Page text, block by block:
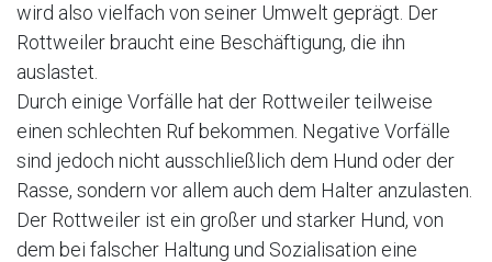
wird also vielfach von seiner Umwelt geprägt. Der
Rottweiler braucht eine Beschäftigung, die ihn
auslastet.
Durch einige Vorfälle hat der Rottweiler teilweise
einen schlechten Ruf bekommen. Negative Vorfälle
sind jedoch nicht ausschließlich dem Hund oder der
Rasse, sondern vor allem auch dem Halter anzulasten.
Der Rottweiler ist ein großer und starker Hund, von
dem bei falscher Haltung und Sozialisation eine